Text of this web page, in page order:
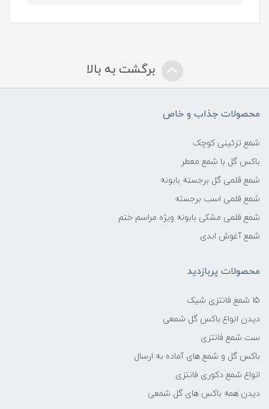
برگشت به بالا
محصولات جذاب و خاص
شمع تزئینی کوچک
باکس گل با شمع معطر
شمع قلمی گل برجسته بابونه
شمع قلمی اسب برجسته
شمع قلمی مشکی بابونه ویژه مراسم ختم
شمع آغوش ابدی
محصولات پربازدید
15 شمع فانتزی شیک
دیدن انواع باکس گل شمعی
ست شمع فانتزی
باکس گل و شمع های آماده به ارسال
انواع شمع دکوری فانتزی
دیدن همه باکس های گل شمعی